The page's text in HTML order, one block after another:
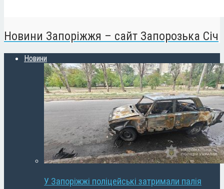
Новини Запоріжжя – сайт Запорозька Січ
Новини
У Запоріжжі поліцейські затримали палія